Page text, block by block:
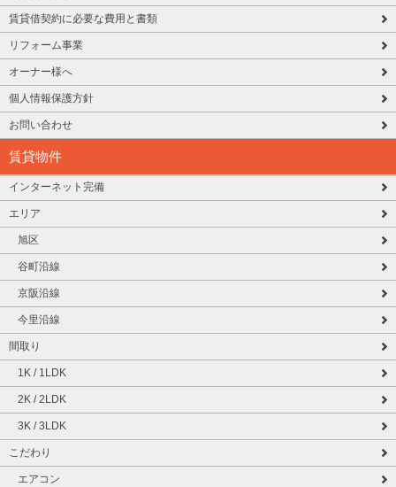
賃貸借契約に必要な費用と書類
リフォーム事業
オーナー様へ
個人情報保護方針
お問い合わせ
賃貸物件
インターネット完備
エリア
旭区
谷町沿線
京阪沿線
今里沿線
間取り
1K / 1LDK
2K / 2LDK
3K / 3LDK
こだわり
エアコン